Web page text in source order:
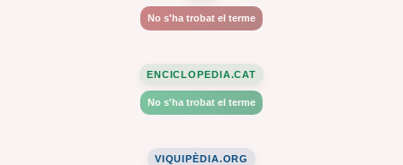
No s'ha trobat el terme
ENCICLOPEDIA.CAT
No s'ha trobat el terme
VIQUIPÈDIA.ORG